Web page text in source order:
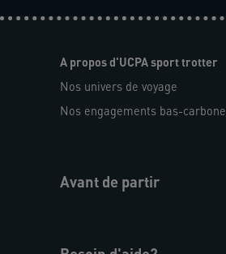
A propos d'UCPA sport trotter
Nos univers de voyage
Nos engagements bas-carbone
Avant de partir